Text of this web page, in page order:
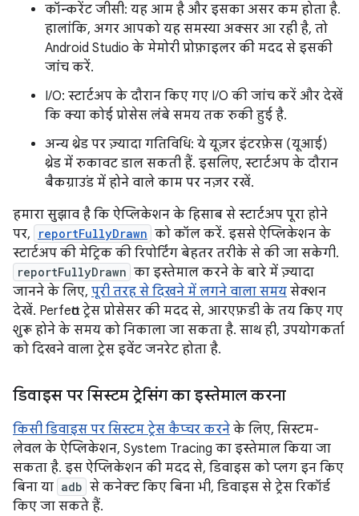
कॉन्करेंट जीसी: यह आम है और इसका असर कम होता है.
हालांकि, अगर आपको यह समस्या अक्सर आ रही है, तो
Android Studio के मेमोरी प्रोफ़ाइलर की मदद से इसकी
जांच करें.
I/O: स्टार्टअप के दौरान किए गए I/O की जांच करें और देखें
कि क्या कोई प्रोसेस लंबे समय तक रुकी हुई है.
अन्य थ्रेड पर ज़्यादा गतिविधि: ये यूज़र इंटरफ़ेस (यूआई)
थ्रेड में रुकावट डाल सकती हैं. इसलिए, स्टार्टअप के दौरान
बैकग्राउंड में होने वाले काम पर नज़र रखें.
हमारा सुझाव है कि ऐप्लिकेशन के हिसाब से स्टार्टअप पूरा होने
पर,
reportFullyDrawn को कॉल करें. इससे ऐप्लिकेशन के
स्टार्टअप की मेट्रिक की रिपोर्टिंग बेहतर तरीके से की जा सकेगी.
reportFullyDrawn का इस्तेमाल करने के बारे में ज़्यादा
जानने के लिए, पूरी तरह से दिखने में लगने वाला समय सेक्शन
देखें. Perfetto ट्रेस प्रोसेसर की मदद से, आरएफ़डी के तय किए गए
शुरू होने के समय को निकाला जा सकता है. साथ ही, उपयोगकर्ता
को दिखने वाला ट्रेस इवेंट जनरेट होता है.
डिवाइस पर सिस्टम ट्रेसिंग का इस्तेमाल करना
किसी डिवाइस पर सिस्टम ट्रेस कैप्चर करने के लिए, सिस्टम-
लेवल के ऐप्लिकेशन, System Tracing का इस्तेमाल किया जा
सकता है. इस ऐप्लिकेशन की मदद से, डिवाइस को प्लग इन किए
बिना या adb से कनेक्ट किए बिना भी, डिवाइस से ट्रेस रिकॉर्ड
किए जा सकते हैं.